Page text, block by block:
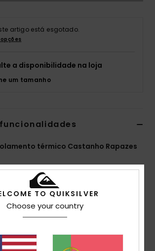
artigo está esgotado.
a disponibilidade na loja
um tamanho
térmico Castanho Rapazes
Código de Cor
Youth
respirabilidade
TO QUIKSILVER
Choose your country